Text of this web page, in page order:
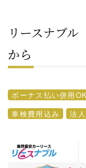
リースナブ
から
ボーナス払い併用OK
車検費用込み
法